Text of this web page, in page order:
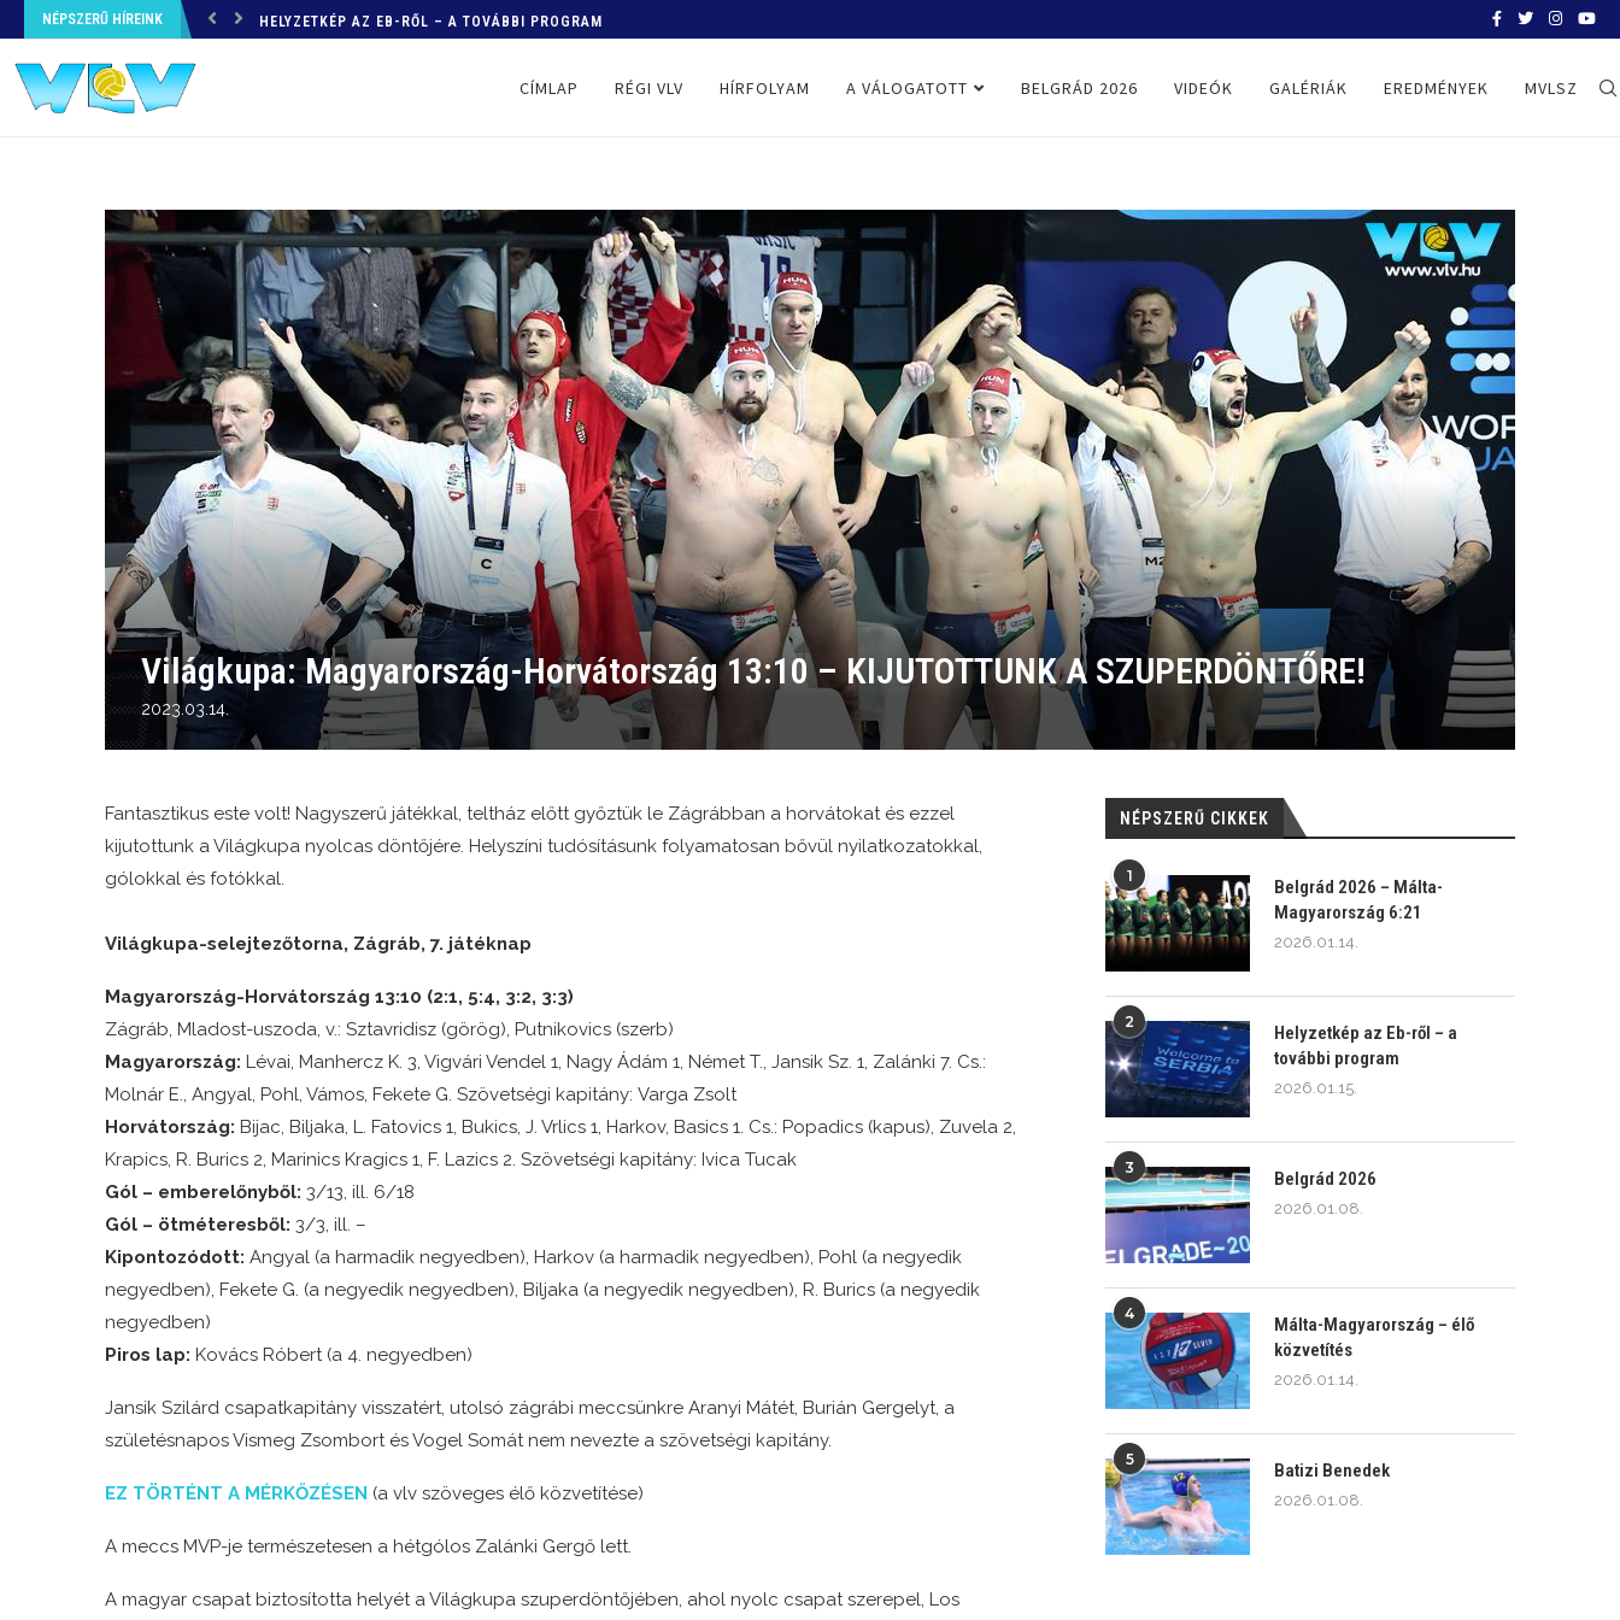
NÉPSZERŰ HÍREINK HELYZETKÉP AZ EB-RŐL – A TOVÁBBI PROGRAM
CÍMLAP RÉGI VLV HÍRFOLYAM A VÁLOGATOTT BELGRÁD 2026 VIDEÓK GALÉRIÁK EREDMÉNYEK MVLSZ
Világkupa: Magyarország-Horvátország 13:10 – KIJUTOTTUNK A SZUPERDÖNTŐRE!
2023.03.14.
Fantasztikus este volt! Nagyszerű játékkal, teltház előtt győztük le Zágrábban a horvátokat és ezzel
kijutottunk a Világkupa nyolcas döntőjére. Helyszíni tudósításunk folyamatosan bővül nyilatkozatokkal,
gólokkal és fotókkal.
Világkupa-selejtezőtorna, Zágráb, 7. játéknap
Magyarország-Horvátország 13:10 (2:1, 5:4, 3:2, 3:3)
Zágráb, Mladost-uszoda, v.: Sztavridisz (görög), Putnikovics (szerb)
Magyarország: Lévai, Manhercz K. 3, Vigvári Vendel 1, Nagy Ádám 1, Német T., Jansik Sz. 1, Zalánki 7. Cs.:
Molnár E., Angyal, Pohl, Vámos, Fekete G. Szövetségi kapitány: Varga Zsolt
Horvátország: Bijac, Biljaka, L. Fatovics 1, Bukics, J. Vrlics 1, Harkov, Basics 1. Cs.: Popadics (kapus), Zuvela 2,
Krapics, R. Burics 2, Marinics Kragics 1, F. Lazics 2. Szövetségi kapitány: Ivica Tucak
Gól – emberelőnyből: 3/13, ill. 6/18
Gól – ötméteresből: 3/3, ill. –
Kipontozódott: Angyal (a harmadik negyedben), Harkov (a harmadik negyedben), Pohl (a negyedik
negyedben), Fekete G. (a negyedik negyedben), Biljaka (a negyedik negyedben), R. Burics (a negyedik
negyedben)
Piros lap: Kovács Róbert (a 4. negyedben)
Jansik Szilárd csapatkapitány visszatért, utolsó zágrábi meccsünkre Aranyi Mátét, Burián Gergelyt, a
születésnapos Vismeg Zsombort és Vogel Somát nem nevezte a szövetségi kapitány.
EZ TÖRTÉNT A MÉRKŐZÉSEN (a vlv szöveges élő közvetítése)
A meccs MVP-je természetesen a hétgólos Zalánki Gergő lett.
A magyar csapat biztosította helyét a Világkupa szuperdöntőjében, ahol nyolc csapat szerepel, Los
NÉPSZERŰ CIKKEK
1
Belgrád 2026 – Málta-
Magyarország 6:21
2026.01.14.
2
Helyzetkép az Eb-ről – a
további program
2026.01.15.
3
Belgrád 2026
2026.01.08.
4
Málta-Magyarország – élő
közvetítés
2026.01.14.
5
Batizi Benedek
2026.01.08.